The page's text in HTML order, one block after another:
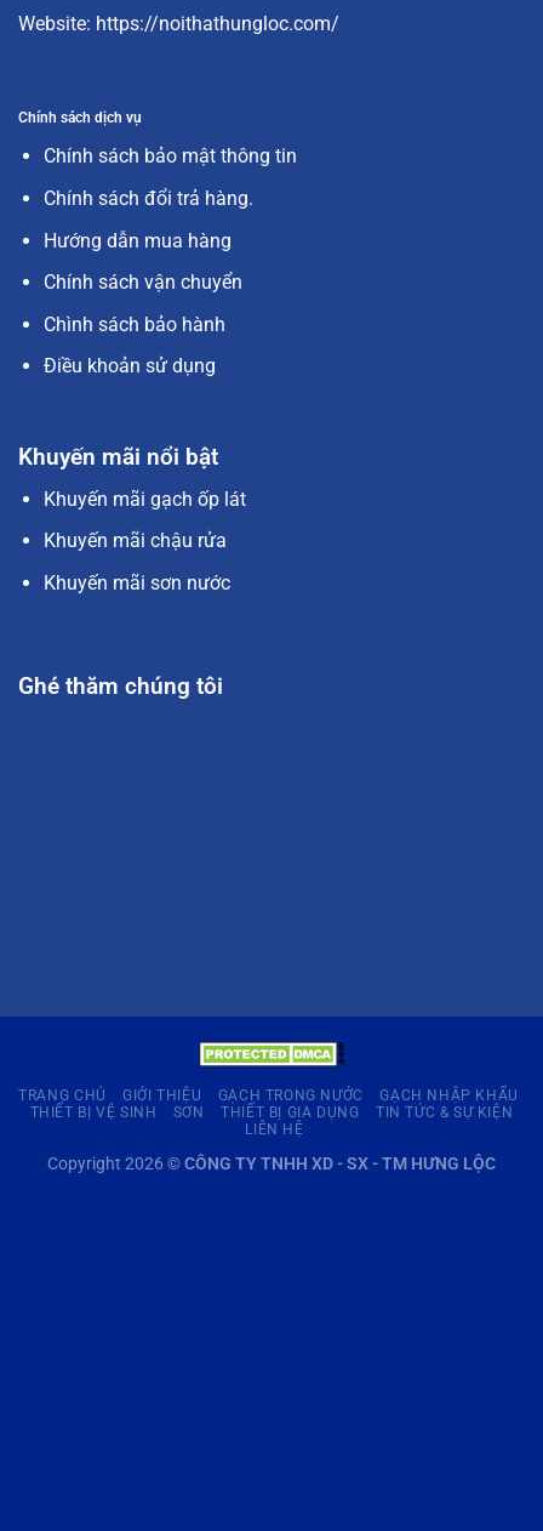
Website: https://noithathungloc.com/
Chính sách dịch vụ
Chính sách bảo mật thông tin
Chính sách đổi trả hàng.
Hướng dẫn mua hàng
Chính sách vận chuyển
Chình sách bảo hành
Điều khoản sử dụng
Khuyến mãi nổi bật
Khuyến mãi gạch ốp lát
Khuyến mãi chậu rửa
Khuyến mãi sơn nước
Ghé thăm chúng tôi
TRANG CHỦ GIỚI THIỆU GẠCH TRONG NƯỚC
GẠCH NHẬP KHẨU
THIẾT BỊ VỆ SINH
SƠN THIẾT BỊ GIA DỤNG
TIN TỨC & SỰ KIỆN
LIÊN HỆ
Copyright 2026 ©CÔNG TY TNHH XD - SX - TM HƯNG LỘC